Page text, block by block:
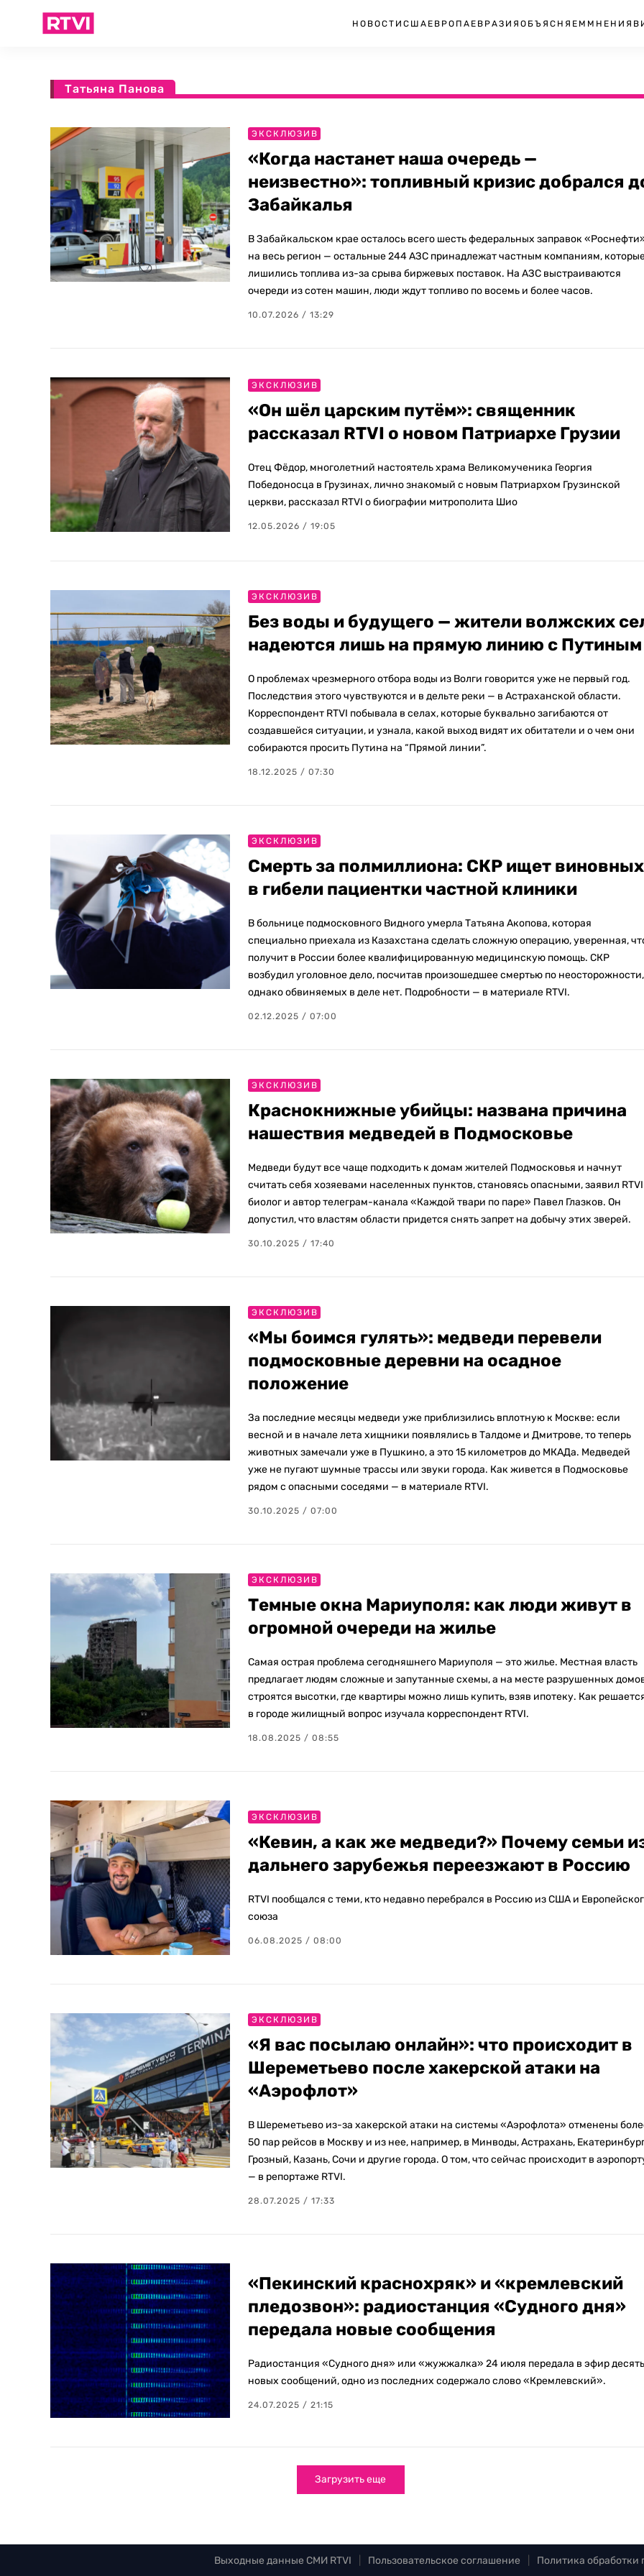
НОВОСТИ США ЕВРОПА ЕВРАЗИЯ ОБЪЯСНЯЕМ МНЕНИЯ
Татьяна Панова
ЭКСКЛЮЗИВ
«Когда настанет наша очередь —
неизвестно»: топливный кризис добрался
Забайкалья
В Забайкальском крае осталось всего шесть федеральных заправок
на весь регион — остальные 244 АЗС принадлежат частным компаниям,
лишились топлива из-за срыва биржевых поставок. На АЗС выстраиваются
очереди из сотен машин, люди ждут топливо по восемь и более часов.
10.07.2026 / 13:29
ЭКСКЛЮЗИВ
«Он шёл царским путём»: священник
рассказал RTVI о новом Патриархе Грузии
Отец Фёдор, многолетний настоятель храма Великомученика Георгия
Победоносца в Грузинах, лично знакомый с новым Патриархом Грузинской
церкви, рассказал RTVI о биографии митрополита Шио
12.05.2026 / 19:05
ЭКСКЛЮЗИВ
Без воды и будущего — жители волжских
надеются лишь на прямую линию с Путиным
О проблемах чрезмерного отбора воды из Волги говорится уже не первый год.
Последствия этого чувствуются и в дельте реки — в Астраханской области.
Корреспондент RTVI побывала в селах, которые буквально загибаются от
создавшейся ситуации, и узнала, какой выход видят их обитатели и о чем они
собираются просить Путина на “Прямой линии”.
18.12.2025 / 07:30
ЭКСКЛЮЗИВ
Смерть за полмиллиона: СКР ищет виновных
в гибели пациентки частной клиники
В больнице подмосковного Видного умерла Татьяна Акопова, которая
специально приехала из Казахстана сделать сложную операцию, уверенная,
получит в России более квалифицированную медицинскую помощь. СКР
возбудил уголовное дело, посчитав произошедшее смертью по неосторожности,
однако обвиняемых в деле нет. Подробности — в материале RTVI.
02.12.2025 / 07:00
ЭКСКЛЮЗИВ
Краснокнижные убийцы: названа причина
нашествия медведей в Подмосковье
Медведи будут все чаще подходить к домам жителей Подмосковья и начнут
считать себя хозяевами населенных пунктов, становясь опасными, заявил RTVI
биолог и автор телеграм-канала «Каждой твари по паре» Павел Глазков. Он
допустил, что властям области придется снять запрет на добычу этих зверей.
30.10.2025 / 17:40
ЭКСКЛЮЗИВ
«Мы боимся гулять»: медведи перевели
подмосковные деревни на осадное
положение
За последние месяцы медведи уже приблизились вплотную к Москве: если
весной и в начале лета хищники появлялись в Талдоме и Дмитрове, то теперь
животных замечали уже в Пушкино, а это 15 километров до МКАДа. Медведей
уже не пугают шумные трассы или звуки города. Как живется в Подмосковье
рядом с опасными соседями — в материале RTVI.
30.10.2025 / 07:00
ЭКСКЛЮЗИВ
Темные окна Мариуполя: как люди живут в
огромной очереди на жилье
Самая острая проблема сегодняшнего Мариуполя — это жилье. Местная власть
предлагает людям сложные и запутанные схемы, а на месте разрушенных
строятся высотки, где квартиры можно лишь купить, взяв ипотеку. Как
в городе жилищный вопрос изучала корреспондент RTVI.
18.08.2025 / 08:55
ЭКСКЛЮЗИВ
«Кевин, а как же медведи?» Почему семьи
дальнего зарубежья переезжают в Россию
RTVI пообщался с теми, кто недавно перебрался в Россию из США и
союза
06.08.2025 / 08:00
ЭКСКЛЮЗИВ
«Я вас посылаю онлайн»: что происходит в
Шереметьево после хакерской атаки на
«Аэрофлот»
В Шереметьево из-за хакерской атаки на системы «Аэрофлота» отменены
50 пар рейсов в Москву и из нее, например, в Минводы, Астрахань,
Грозный, Казань, Сочи и другие города. О том, что сейчас происходит в
— в репортаже RTVI.
28.07.2025 / 17:33
«Пекинский краснохряк» и «кремлевский
пледозвон»: радиостанция «Судного дня»
передала новые сообщения
Радиостанция «Судного дня» или «жужжалка» 24 июля передала в эфир десять
новых сообщений, одно из последних содержало слово «Кремлевский».
24.07.2025 / 21:15
Загрузить еще
Выходные данные СМИ RTVI Пользовательское соглашение Политика